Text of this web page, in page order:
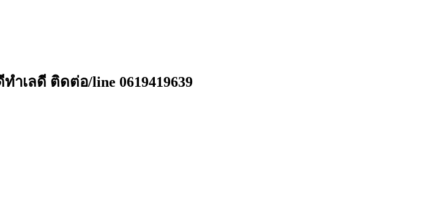
ำเลดี ติดต่อ/line 0619419639